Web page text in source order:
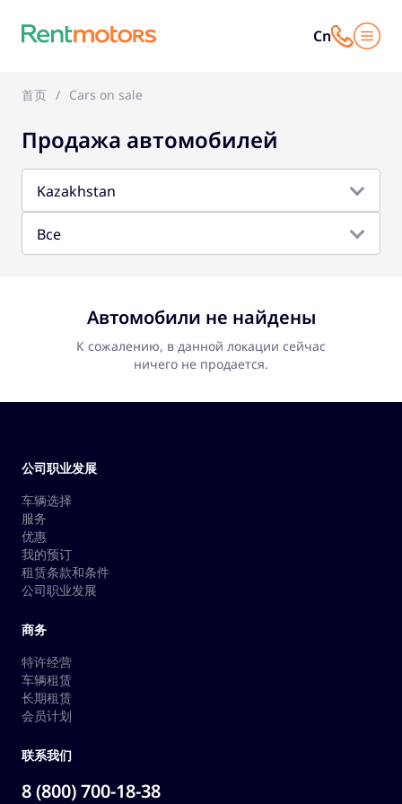
Cn
首页 Cars on sale
Продажа автомобилей
Kazakhstan
Все
Автомобили не найдены
К сожалению, в данной локации сейчас
ничего не продается.
公司职业发展
车辆选择
服务
优惠
我的预订
租赁条款和条件
公司职业发展
商务
特许经营
车辆租赁
长期租赁
会员计划
联系我们
8 (800) 700-18-38